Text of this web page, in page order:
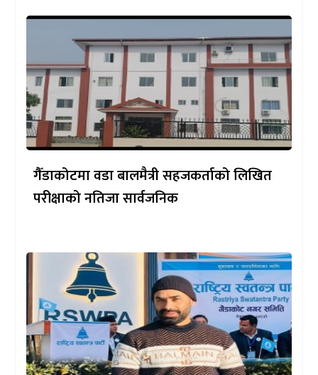
गैँडाकोटमा वडा बालमैत्री सहजकर्ताको लिखित
परीक्षाको नतिजा सार्वजनिक